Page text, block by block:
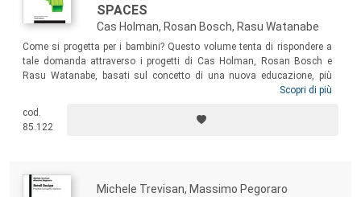
SPACES
Cas Holman, Rosan Bosch, Rasu Watanabe
Come si progetta per i bambini? Questo volume tenta di rispondere a
tale domanda attraverso i progetti di Cas Holman, Rosan Bosch e
Rasu Watanabe, basati sul concetto di una nuova educazione, più
libera e autonoma. Un approccio all’argomento in termini globali – date
storiche iconiche, sia in ambito progettuale sia pedagogico. Una
lettura accompagnata da immagini coinvolgenti, destinata a
Scopri di più
cod.
85.122
Michele Trevisan, Massimo Pegoraro